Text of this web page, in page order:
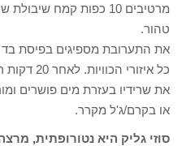
מרטיבים 10 כפות קמח
טהור.
את התערובת מספיגים בפיסת
כל איזורי
את שרידיו בעזרת מים פושרים
או בקרם/ג'ל מקרר.
סוזי גליק היא נטורופתית,